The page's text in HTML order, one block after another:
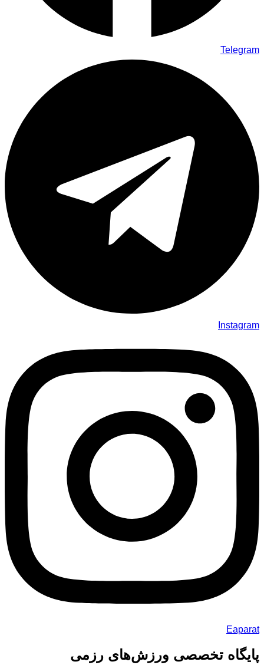
Telegram
Instagram
Eaparat
پایگاه تخصصی ورزش‌های رزمی